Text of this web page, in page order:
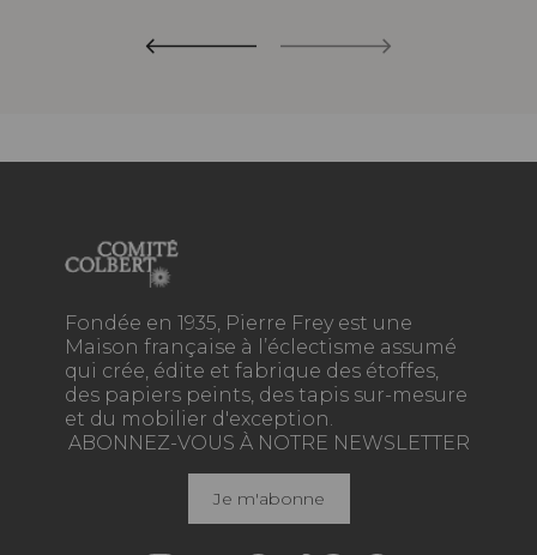
Fondée en 1935, Pierre Frey est une
Maison française à l’éclectisme assumé
qui crée, édite et fabrique des étoffes,
des papiers peints, des tapis sur-mesure
et du mobilier d'exception.
ABONNEZ-VOUS À NOTRE NEWSLETTER
Je m'abonne